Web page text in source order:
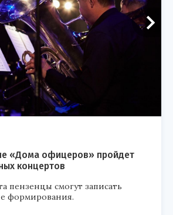
«Дома офицеров» пройдет
концертов
пензенцы смогут записать
формирования.